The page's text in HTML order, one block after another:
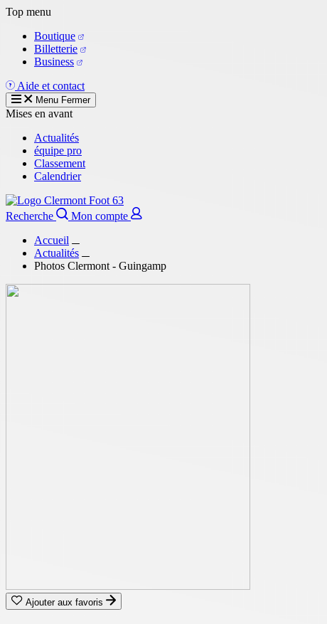
Aller
contenu
principal
Top menu
Boutique
Billetterie
Business
Aide et contact
Menu Fermer
Mises en avant
Actualités
équipe pro
Classement
Calendrier
Recherche
Mon compte
Accueil
Actualités
Photos Clermont - Guingamp
Ajouter aux favoris